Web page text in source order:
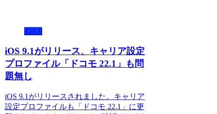
iOS 9
iOS 9.1がリリース、キャリア設定
プロファイル「ドコモ 22.1」も問
題無し
iOS 9.1がリリースされました。キャリア
設定プロファイルも「ドコモ 22.1」に更